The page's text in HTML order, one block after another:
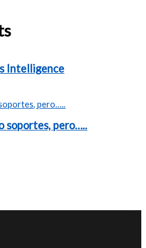
Intelligence
soportes, pero…..